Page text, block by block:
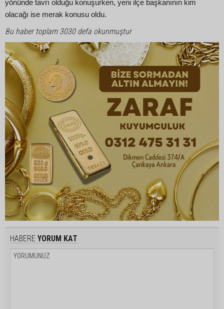
yönünde tavrı olduğu konuşurken, yeni ilçe başkanının kim
olacağı ise merak konusu oldu.
Bu haber toplam 3030 defa okunmuştur
HABERE YORUM KAT